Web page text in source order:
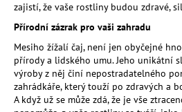
zajistí, že vaše rostliny budou zdravé,
Přírodní zázrak pro vaši zahradu
Mesiho žížalí čaj, není jen obyčejné
přírody a lidského umu. Jeho unikátní
výroby z něj činí nepostradatelného
zahrádkáře, který touží po zdravých a
A když už se může zdá, že je vše
u
č
u
j
e
m
e